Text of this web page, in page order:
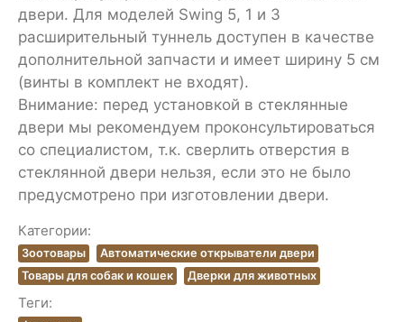
двери. Для моделей Swing 5, 1 и 3
расширительный туннель доступен в качестве
дополнительной запчасти и имеет ширину 5 см
(винты в комплект не входят).
Внимание: перед установкой в стеклянные
двери мы рекомендуем проконсультироваться
со специалистом, т.к. сверлить отверстия в
стеклянной двери нельзя, если это не было
предусмотрено при изготовлении двери.
Категории:
Зоотовары
Автоматические открыватели двери
Товары для собак и кошек
Дверки для животных
Теги: